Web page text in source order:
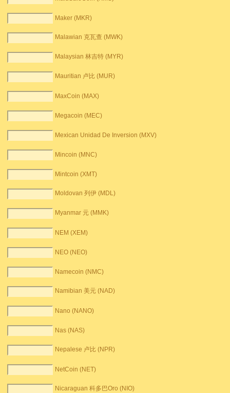
Maker (MKR)
Malawian 克瓦查 (MWK)
Malaysian 林吉特 (MYR)
Mauritian 卢比 (MUR)
MaxCoin (MAX)
Megacoin (MEC)
Mexican Unidad De Inversion (MXV)
Mincoin (MNC)
Mintcoin (XMT)
Moldovan 列伊 (MDL)
Myanmar 元 (MMK)
NEM (XEM)
NEO (NEO)
Namecoin (NMC)
Namibian 美元 (NAD)
Nano (NANO)
Nas (NAS)
Nepalese 卢比 (NPR)
NetCoin (NET)
Nicaraguan 科多巴Oro (NIO)